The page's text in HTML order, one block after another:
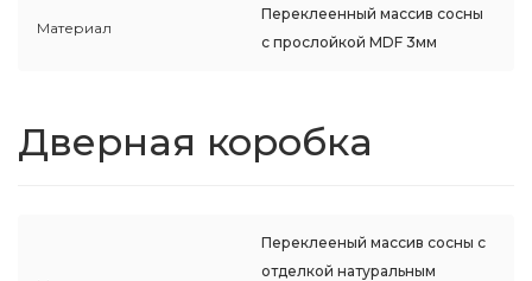
Материал
Переклеенный массив сосны
с прослойкой MDF 3мм
Дверная коробка
Переклееный массив сосны с
отделкой натуральным